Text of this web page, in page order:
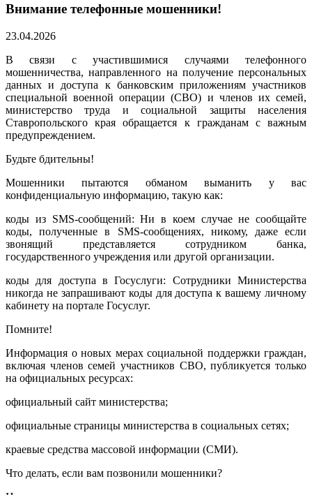
Внимание телефонные мошенники!
23.04.2026
В связи с участившимися случаями телефонного
мошенничества, направленного на получение персональных
данных и доступа к банковским приложениям участников
специальной военной операции (СВО) и членов их семей,
министерство труда и социальной защиты населения
Ставропольского края обращается к гражданам с важным
предупреждением.
Будьте бдительны!
Мошенники пытаются обманом выманить у вас
конфиденциальную информацию, такую как:
коды из SMS-сообщений: Ни в коем случае не сообщайте
коды, полученные в SMS-сообщениях, никому, даже если
звонящий представляется сотрудником банка,
государственного учреждения или другой организации.
коды для доступа в Госуслуги: Сотрудники Министерства
никогда не запрашивают коды для доступа к вашему личному
кабинету на портале Госуслуг.
Помните!
Информация о новых мерах социальной поддержки граждан,
включая членов семей участников СВО, публикуется только
на официальных ресурсах:
официальный сайт министерства;
официальные страницы министерства в социальных сетях;
краевые средства массовой информации (СМИ).
Что делать, если вам позвонили мошенники?